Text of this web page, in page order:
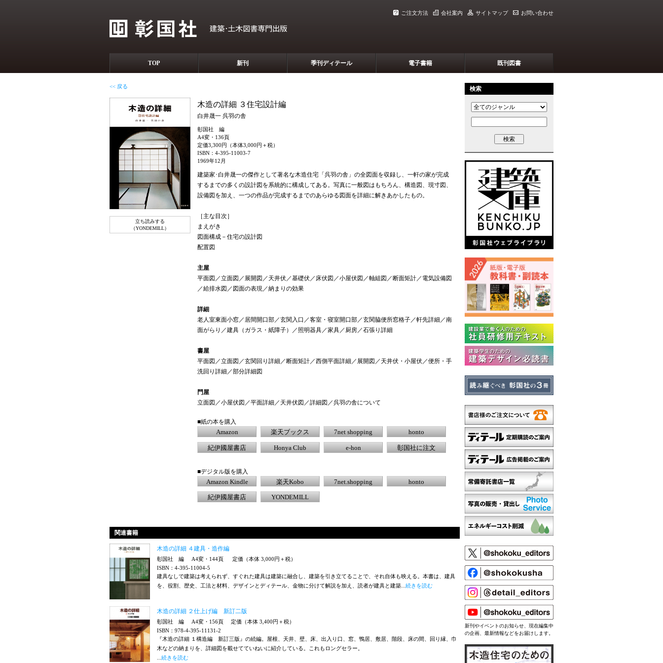
ご注文方法 会社案内 サイトマップ お問い合わせ
TOP 新刊 季刊ディテール 電子書籍 既刊図書
<< 戻る
立ち読みする
（YONDEMILL）
木造の詳細 ３住宅設計編
白井晟一 呉羽の舎
彰国社 編
A4変・136頁
定価3,300円（本体3,000円＋税）
ISBN：4-395-11003-7
1969年12月
建築家･白井晟一の傑作として著名な木造住宅「呉羽の舎」の全図面を収録し、一軒の家が完成
するまでの多くの設計図を系統的に構成してある。写真に一般図はもちろん、構造図、現寸図、
設備図を加え、一つの作品が完成するまでのあらゆる図面を詳細に解きあかしたもの。
［主な目次］
まえがき
図面構成－住宅の設計図
配置図
主屋
平面図／立面図／展開図／天井伏／基礎伏／床伏図／小屋伏図／軸組図／断面矩計／電気設備図
／給排水図／図面の表現／納まりの効果
詳細
老人室東面小窓／居間開口部／玄関入口／客室・寝室開口部／玄関脇便所窓格子／軒先詳細／南
面がらり／建具（ガラス・紙障子）／照明器具／家具／厨房／石張り詳細
書屋
平面図／立面図／玄関回り詳細／断面矩計／西側平面詳細／展開図／天井伏・小屋伏／便所・手
洗回り詳細／部分詳細図
門屋
立面図／小屋伏図／平面詳細／天井伏図／詳細図／呉羽の舎について
■紙の本を購入
Amazon 楽天ブックス 7net shopping honto
紀伊國屋書店 Honya Club e-hon 彰国社に注文
■デジタル版を購入
Amazon Kindle 楽天Kobo 7net.shopping honto
紀伊國屋書店 YONDEMILL
関連書籍
木造の詳細 ４建具・造作編
彰国社 編 A4変・144頁
定価（本体 3,000円＋税）
ISBN：4-395-11004-5
建具なしで建築は考えられず、すぐれた建具は建築に融合し、建築を引き立てることで、それ自体も映える。本書は、建具
を、役割、歴史、工法と材料、デザインとディテール、金物に分けて解説を加え、読者が建具と建築... 続きを読む
木造の詳細 ２仕上げ編 新訂二版
彰国社 編 A4変・156頁
定価（本体 3,400円＋税）
ISBN：978-4-395-11131-2
『木造の詳細 １構造編 新訂三版』の続編。屋根、天井、壁、床、出入り口、窓、鴨居、敷居、階段、床の間、回り縁、巾
木などの納まりを、詳細図を載せてていねいに紹介している。これもロングセラー。
続きを読む
検索
新刊やイベントのお知らせ、現在編集中
の企画、最新情報などをお届けします。